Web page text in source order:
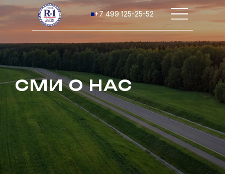
+7 499 125-25-52
СМИ О НАС